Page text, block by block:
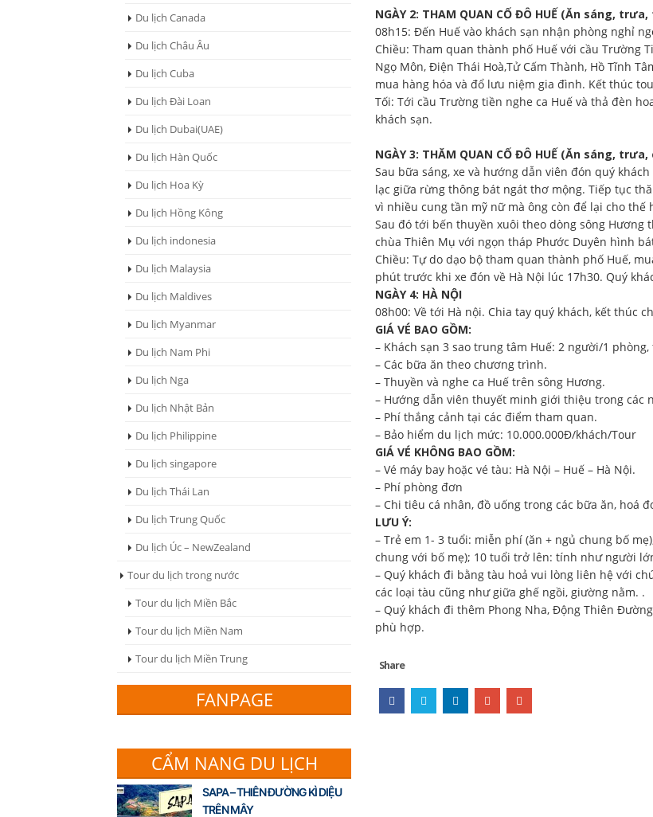
NGÀY 2: THAM QUAN CỐ ĐÔ HUẾ (Ăn sáng,
08h15: Đến Huế vào khách sạn nhận phòng nghỉ
Chiều: Tham quan thành phố Huế với cầu Trường
Ngọ Môn, Điện Thái Hoà,Tử Cấm Thành, Hồ Tĩnh
mua hàng hóa và đổ lưu niệm gia đình. Kết thúc
Tối: Tới cầu Trường tiền nghe ca Huế và thả đèn
khách sạn.
NGÀY 3: THĂM QUAN CỐ ĐÔ HUẾ (Ăn sáng, trưa,
Sau bữa sáng, xe và hướng dẫn viên đón quý
lạc giữa rừng thông bát ngát thơ mộng. Tiếp tục
vì nhiều cung tần mỹ nữ mà ông còn để lại cho
Sau đó tới bến thuyền xuôi theo dòng sông
chùa Thiên Mụ với ngọn tháp Phước Duyên hình
Chiều: Tự do dạo bộ tham quan thành phố Huế,
phút trước khi xe đón về Hà Nội lúc 17h30. Quý
NGÀY 4: HÀ NỘI
08h00: Về tới Hà nội. Chia tay quý khách, kết thúc
GIÁ VÉ BAO GỒM:
– Khách sạn 3 sao trung tâm Huế: 2 người/1
– Các bữa ăn theo chương trình.
– Thuyền và nghe ca Huế trên sông Hương.
– Hướng dẫn viên thuyết minh giới thiệu trong các
– Phí thắng cảnh tại các điểm tham quan.
– Bảo hiểm du lịch mức: 10.000.000Đ/khách/Tour
GIÁ VÉ KHÔNG BAO GỒM:
– Vé máy bay hoặc vé tàu: Hà Nội – Huế – Hà Nội.
– Phí phòng đơn
– Chi tiêu cá nhân, đồ uống trong các bữa ăn, hoá
LƯU Ý:
– Trẻ em 1- 3 tuổi: miễn phí (ăn + ngủ chung bố
chung với bố mẹ); 10 tuổi trở lên: tính như người
– Quý khách đi bằng tàu hoả vui lòng liên hệ với
các loại tàu cũng như giữa ghế ngồi, giường nằm. .
– Quý khách đi thêm Phong Nha, Động Thiên
phù hợp.
Share
Du lịch Canada
Du lịch Châu Âu
Du lịch Cuba
Du lịch Đài Loan
Du lịch Dubai(UAE)
Du lịch Hàn Quốc
Du lịch Hoa Kỳ
Du lịch Hồng Kông
Du lịch indonesia
Du lịch Malaysia
Du lịch Maldives
Du lịch Myanmar
Du lịch Nam Phi
Du lịch Nga
Du lịch Nhật Bản
Du lịch Philippine
Du lịch singapore
Du lịch Thái Lan
Du lịch Trung Quốc
Du lịch Úc – NewZealand
Tour du lịch trong nước
Tour du lịch Miền Bắc
Tour du lịch Miền Nam
Tour du lịch Miền Trung
FANPAGE
CẨM NANG DU LỊCH
SAPA – THIÊN ĐƯỜNG KÌ DIỆU
TRÊN MÂY